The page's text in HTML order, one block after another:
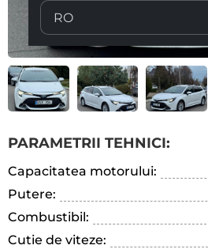
PARAMETRII TEHNICI:
Capacitatea motorului:
Putere:
Combustibil:
Cutie de viteze: